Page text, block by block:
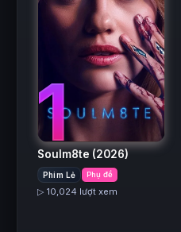
1
Soulm8te (2026)
Phim Lẻ Phụ đề
▷ 10,024 lượt xem